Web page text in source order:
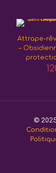
Attrape-
–
©